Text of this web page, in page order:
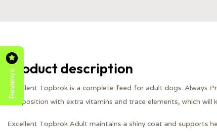
Product description
Excellent Topbrok is a complete feed for adult dogs. Always
composition with extra vitamins and trace elements, which will
Excellent Topbrok Adult maintains a shiny coat and supports
Reviews